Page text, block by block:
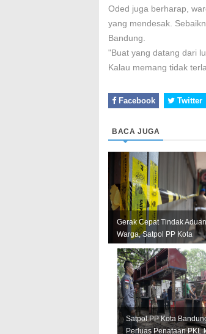
Oded juga berharap,
yang mendesak.
Bandung.
"Buat yang datang dari
Kalau memang tidak
Facebook Twitter
BACA JUGA
Gerak Cepat Tindak Aduan
Warga, Satpol PP Kota
Bandung Segel Empat Kios
Miras Il...
Satpol PP Kota
Perluas Penataan PKL